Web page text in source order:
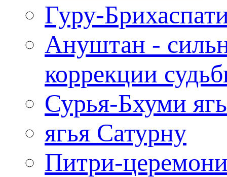
Гуру-
Ануштан -
коррекции
Сурья-Бхуми
ягья Сатурну
Питри-